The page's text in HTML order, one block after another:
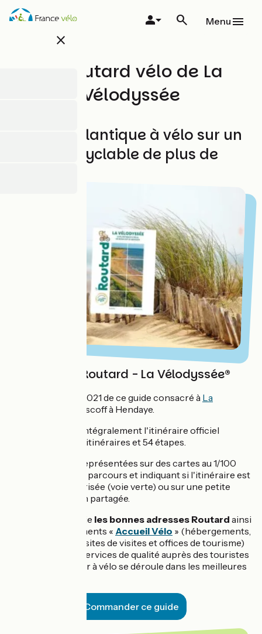
Skip
close
Menu
Le Routard vélo de La
Vélodyssée
Longez l'Atlantique à vélo sur un
itinéraire cyclable de plus de
Le Guide du Routard - La Vélodyssée®
Nouvelle édition 2021 de ce guide consacré à La
de Roscoff à Hendaye.
Ce guide couvre intégralement l'itinéraire officiel
décomposé en 12 itinéraires et 54 étapes.
Les étapes sont représentées sur des cartes au 1/100
000e décrivant le parcours et indiquant si l'itinéraire est
sur une voie sécurisée (voie verte) ou sur une petite
route à circulation partagée.
Le guide répertorie les bonnes adresses Routard ainsi
que les établissements « Accueil Vélo » (hébergements,
locations de vélo, sites de visites et offices de tourisme)
qui assurent des services de qualité auprès des touristes
afin que leur séjour à vélo se déroule dans les meilleures
Commander ce guide